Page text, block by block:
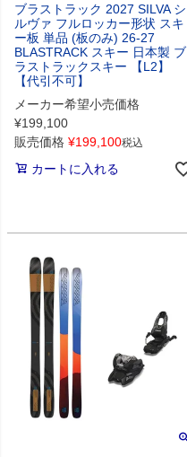
ブラストラック 2027 SILVA シ
ルヴァ フルロッカー形状 スキ
ー板 単品 (板のみ) 26-27
BLASTRACK スキー 日本製 ブ
ラストラックスキー 【L2】
【代引不可】
メーカー希望小売価格
¥199,100
販売価格 ¥199,100税込
カートに入れる